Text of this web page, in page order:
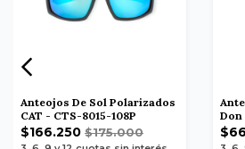
Anteojos De Sol Polarizados
CAT - CTS-8015-108P
$166.250 $175.000
Don